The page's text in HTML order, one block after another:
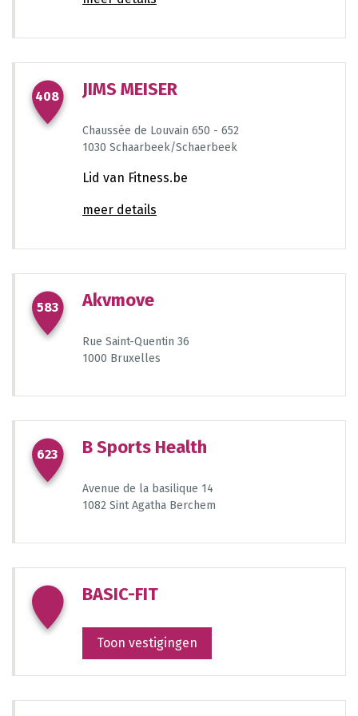
408 JIMS MEISER
Chaussée de Louvain 650 - 652
1030 Schaarbeek/Schaerbeek
Lid van Fitness.be
meer details
583 Akvmove
Rue Saint-Quentin 36
1000 Bruxelles
623 B Sports Health
Avenue de la basilique 14
1082 Sint Agatha Berchem
BASIC-FIT
Toon vestigingen